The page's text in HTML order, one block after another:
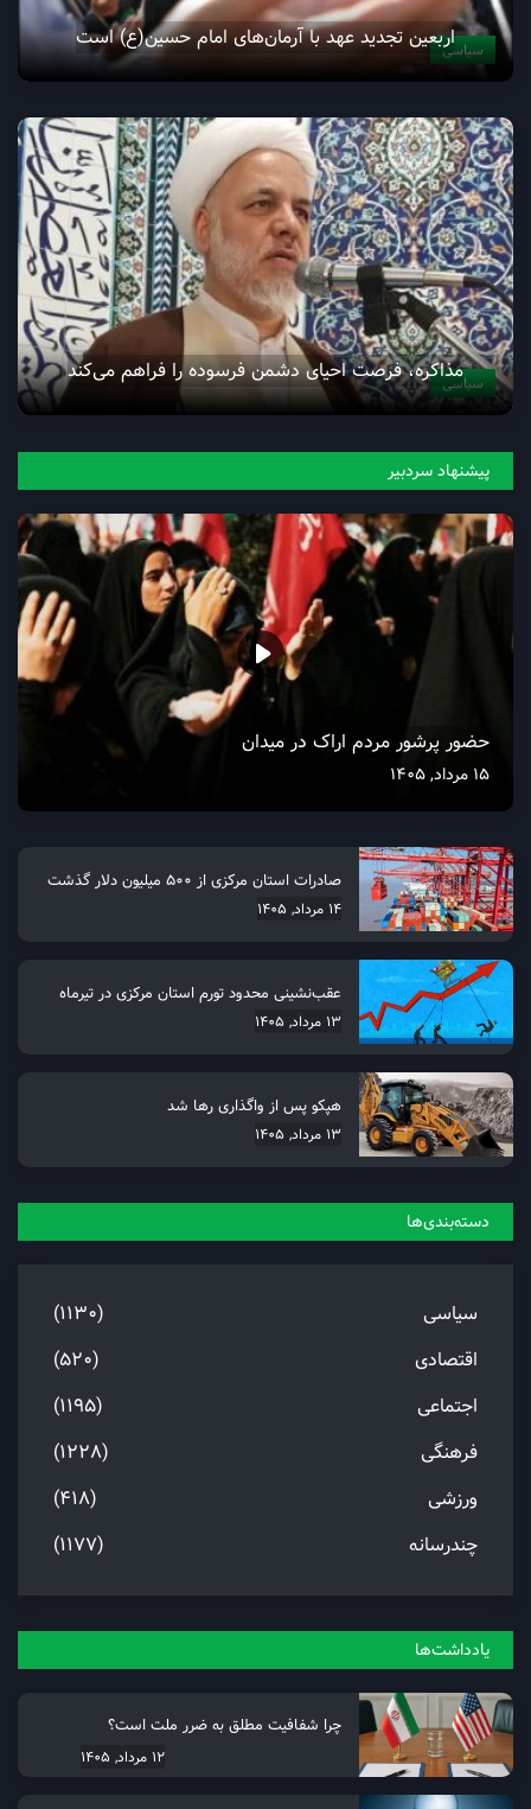
سیاسیاربعین تجدید عهد با آرمان‌های امام حسین(ع) است
سیاسیمذاکره، فرصت احیای دشمن فرسوده را فراهم می‌کند
پیشنهاد سردبیر
حضور پرشور مردم اراک در میدان
15 مرداد, 1405
صادرات استان مرکزی از 500 میلیون دلار گذشت
14 مرداد, 1405
عقب‌نشینی محدود تورم استان مرکزی در تیرماه
13 مرداد, 1405
هپکو پس از واگذاری رها شد
13 مرداد, 1405
دسته‌بندی‌ها
سیاسی
(1130)
اقتصادی
(520)
اجتماعی
(1195)
فرهنگی
(1228)
ورزشی
(418)
چندرسانه
(1177)
یادداشت‌ها
چرا شفافیت مطلق به ضرر ملت است؟
12 مرداد, 1405